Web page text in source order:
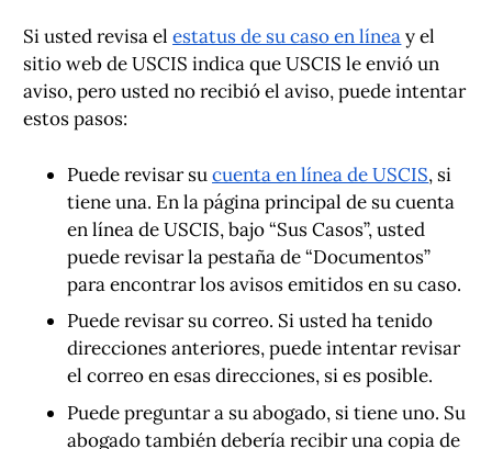
Si usted revisa elestatus de su caso en líneay el
sitio web de USCIS indica que USCIS le envió un
aviso, pero usted no recibió el aviso, puede intentar
estos pasos:
Puede revisar sucuenta en línea de USCIS, si
tiene una. En la página principal de su cuenta
en línea de USCIS, bajo “Sus Casos”, usted
puede revisar la pestaña de “Documentos”
para encontrar los avisos emitidos en su caso.
Puede revisar su correo. Si usted ha tenido
direcciones anteriores, puede intentar revisar
el correo en esas direcciones, si es posible.
Puede preguntar a su abogado, si tiene uno. Su
abogado también debería recibir una copia de